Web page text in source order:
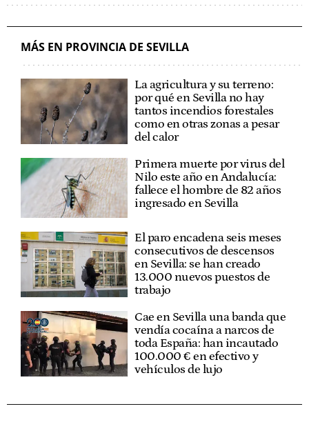
MÁS EN PROVINCIA DE SEVILLA
La agricultura y su terreno:
por qué en Sevilla no hay
tantos incendios forestales
como en otras zonas a pesar
del calor
Primera muerte por virus del
Nilo este año en Andalucía:
fallece el hombre de 82 años
ingresado en Sevilla
El paro encadena seis meses
consecutivos de descensos
en Sevilla: se han creado
13.000 nuevos puestos de
trabajo
Cae en Sevilla una banda que
vendía cocaína a narcos de
toda España: han incautado
100.000 € en efectivo y
vehículos de lujo